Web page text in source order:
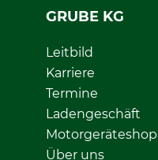
GRUBE KG
Leitbild
Karriere
Termine
Ladengeschäft
Motorgeräteshop
Über uns